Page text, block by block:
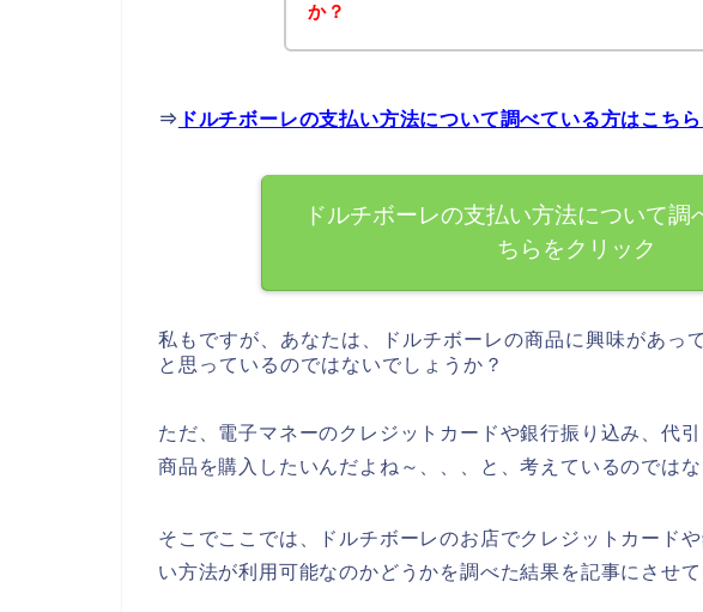
か？
⇒ ドルチボーレの支払い方法について調べている方はこち
ドルチボーレの支払い方法について調
ちらをクリック
私もですが、あなたは、ドルチボーレの商品に興味があっ
と思っているのではないでしょうか？
ただ、電子マネーのクレジットカードや銀行振り込み、代
商品を購入したいんだよね～、、、と、考えているのではな
そこでここでは、ドルチボーレのお店でクレジットカード
い方法が利用可能なのかどうかを調べた結果を記事にさせて